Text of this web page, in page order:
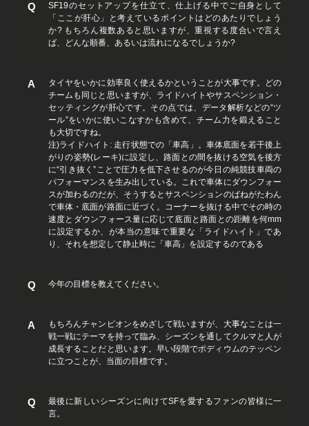
SF19のセットアップを仕立て、仕上げる中でご自身として
「ここが肝心」と考えているポイントはどのあたりでしょう
か? もちろん複数あると思いますが、重視する度合いで言え
ば、どんな順番、あるいは流れになるでしょうか?
タイヤをいかに効率良く使えるかということが大事です。どの
チームも同じと思いますが、ライドハイトやサスペンション・
セッティングが肝心です。その点では、データ解析などの“ツ
ール”をいかに使いこなすかも含めて、チーム力を鍛えること
も大切ですね。
注)ライドハイト: 走行状態での「車高」。車体底面を若干後上
がりの姿勢(レーキ)に設定し、路面との間を抜ける空気を後方
に“引き抜く”ことで圧力を低下させるのが今日の純競技車両の
パフォーマンスを生み出している。これで車体にダウンフォー
スが加わるのだが、そうするとサスペンションのばねがたわん
で車体・底面が路面に近づく。コーナーを抜ける中でその時の
速度とダウンフォース量に応じて底面と路面との距離を何mm
に設定するか、が本当の意味で重要な「ライドハイト」であ
り、それを想定して静止時に「車高」を設定するのである
今年の目標を教えてください。
もちろんチャンピオンをめざして戦いますが、大事なことは一
戦一戦にテーマを持って臨み、シーズンを通してクルマと人が
成長することだと思います。早い段階でポディウムのテッペン
に立つことが、当面の目標です。
最後に新しいシーズンに向けてSFを愛するファンの皆様に一
言。